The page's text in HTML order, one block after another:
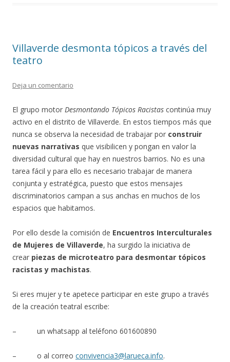
Villaverde desmonta tópicos a través del
teatro
Deja un comentario
El grupo motor Desmontando Tópicos Racistas continúa muy
activo en el distrito de Villaverde. En estos tiempos más que
nunca se observa la necesidad de trabajar por construir
nuevas narrativas que visibilicen y pongan en valor la
diversidad cultural que hay en nuestros barrios. No es una
tarea fácil y para ello es necesario trabajar de manera
conjunta y estratégica, puesto que estos mensajes
discriminatorios campan a sus anchas en muchos de los
espacios que habitamos.
Por ello desde la comisión de Encuentros Interculturales
de Mujeres de Villaverde, ha surgido la iniciativa de
crear piezas de microteatro para desmontar tópicos
racistas y machistas.
Si eres mujer y te apetece participar en este grupo a través
de la creación teatral escribe:
– un whatsapp al teléfono 601600890
– o al correo convivencia3@larueca.info.